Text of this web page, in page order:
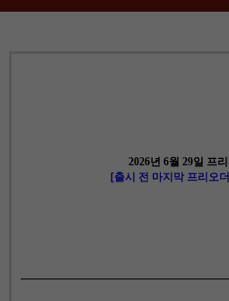
2026년 6월 29일 프
[출시 전 마지막 프리오